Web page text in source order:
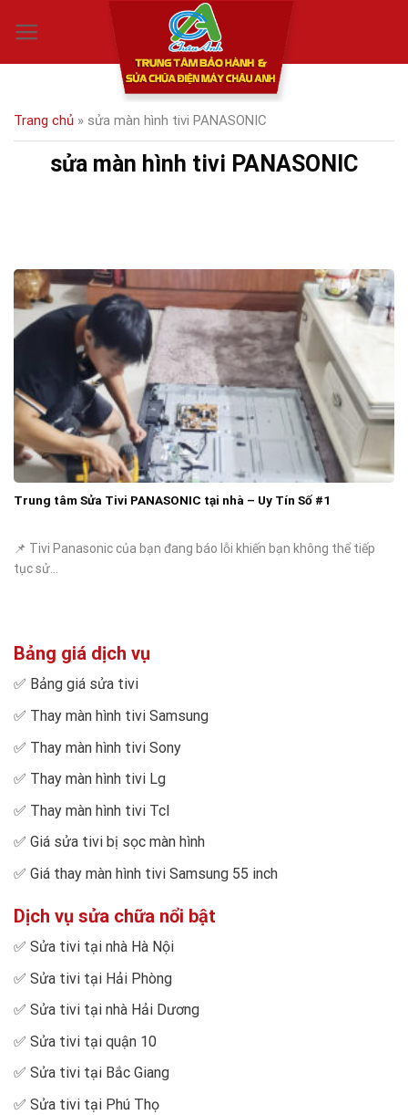
Trang chủ » sửa màn hình tivi PANASONIC
sửa màn hình tivi PANASONIC
Trung tâm Sửa Tivi PANASONIC tại nhà – Uy Tín Số #1
📌 Tivi Panasonic của bạn đang báo lỗi khiến bạn không thể tiếp
tục sử...
Bảng giá dịch vụ
✅ Bảng giá sửa tivi
✅ Thay màn hình tivi Samsung
✅ Thay màn hình tivi Sony
✅ Thay màn hình tivi Lg
✅ Thay màn hình tivi Tcl
✅ Giá sửa tivi bị sọc màn hình
✅ Giá thay màn hình tivi Samsung 55 inch
Dịch vụ sửa chữa nổi bật
✅ Sửa tivi tại nhà Hà Nội
✅ Sửa tivi tại Hải Phòng
✅ Sửa tivi tại nhà Hải Dương
✅ Sửa tivi tại quận 10
✅ Sửa tivi tại Bắc Giang
✅ Sửa tivi tại Phú Thọ